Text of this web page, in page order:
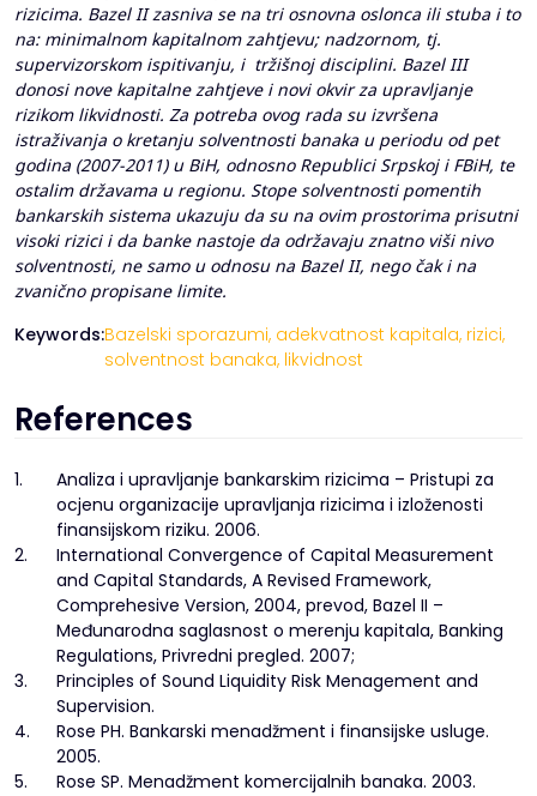
rizicima. Bazel II zasniva se na tri osnovna oslonca ili stuba i to
na: minimalnom kapitalnom zahtjevu; nadzornom, tj.
supervizorskom ispitivanju, i tržišnoj disciplini. Bazel III
donosi nove kapitalne zahtjeve i novi okvir za upravljanje
rizikom likvidnosti. Za potreba ovog rada su izvršena
istraživanja o kretanju solventnosti banaka u periodu od pet
godina (2007-2011) u BiH, odnosno Republici Srpskoj i FBiH, te
ostalim državama u regionu. Stope solventnosti pomentih
bankarskih sistema ukazuju da su na ovim prostorima prisutni
visoki rizici i da banke nastoje da održavaju znatno viši nivo
solventnosti, ne samo u odnosu na Bazel II, nego čak i na
zvanično propisane limite.
Keywords:Bazelski sporazumi, adekvatnost kapitala, rizici,
solventnost banaka, likvidnost
References
1.
Analiza i upravljanje bankarskim rizicima – Pristupi za
ocjenu organizacije upravljanja rizicima i izloženosti
finansijskom riziku. 2006.
2.
International Convergence of Capital Measurement
and Capital Standards, A Revised Framework,
Comprehesive Version, 2004, prevod, Bazel II –
Međunarodna saglasnost o merenju kapitala, Banking
Regulations, Privredni pregled. 2007;
3.
Principles of Sound Liquidity Risk Menagement and
Supervision.
4.
Rose PH. Bankarski menadžment i finansijske usluge.
2005.
5.
Rose SP. Menadžment komercijalnih banaka. 2003.